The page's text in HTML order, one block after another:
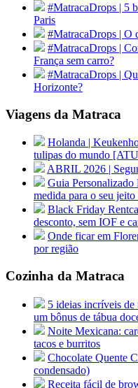
#MatracaDrops | 5
Paris
#MatracaDrops | O
#MatracaDrops |
França sem carro?
#MatracaDrops |
Horizonte?
Viagens da Matraca
Holanda |
tulipas do mundo
ABRIL 2026 |
Guia Personalizado
medida para o seu
Black Friday
desconto, sem IOF e
Onde ficar em
por região
Cozinha da Matraca
5 ideias incríveis
um bônus de tábua
Noite Mexicana:
tacos e burritos
Chocolate Quente
condensado)
Receita fácil de